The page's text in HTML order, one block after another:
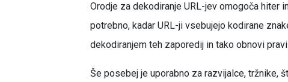
Orodje za dekodiranje URL-jev omogoča hiter
potrebno, kadar URL-ji vsebujejo kodirane
dekodiranjem teh zaporedij in tako obnovi
Še posebej je uporabno za razvijalce, tržnike,